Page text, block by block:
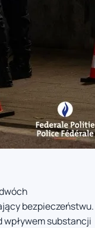
bezpieczeństwu.
wpływem substancji